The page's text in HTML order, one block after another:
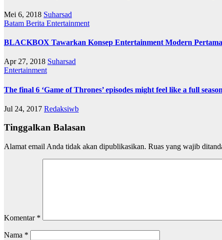
Mei 6, 2018 Suharsad
Batam Berita Entertainment
BLACKBOX Tawarkan Konsep Entertainment Modern
Apr 27, 2018 Suharsad
Entertainment
The final 6 ‘Game of Thrones’ episodes might feel like a full season
Jul 24, 2017 Redaksiwb
Tinggalkan Balasan
Alamat email Anda tidak akan dipublikasikan. Ruas yang wajib
Komentar *
Nama *